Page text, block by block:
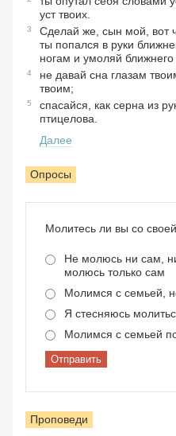
уст твоих.
3
Сделай же, сын мой, вот
ты попался в руки
ногам и умоляй ближнего
4
не давай сна глазам
твоим;
5
спасайся, как серна из
птицелова.
Далее
Опросы
Молитесь ли вы со
Не молюсь ни сам,
молюсь только сам
Молимся с семьей,
Я стесняюсь
Молимся с семьей
Отправить
Проповеди